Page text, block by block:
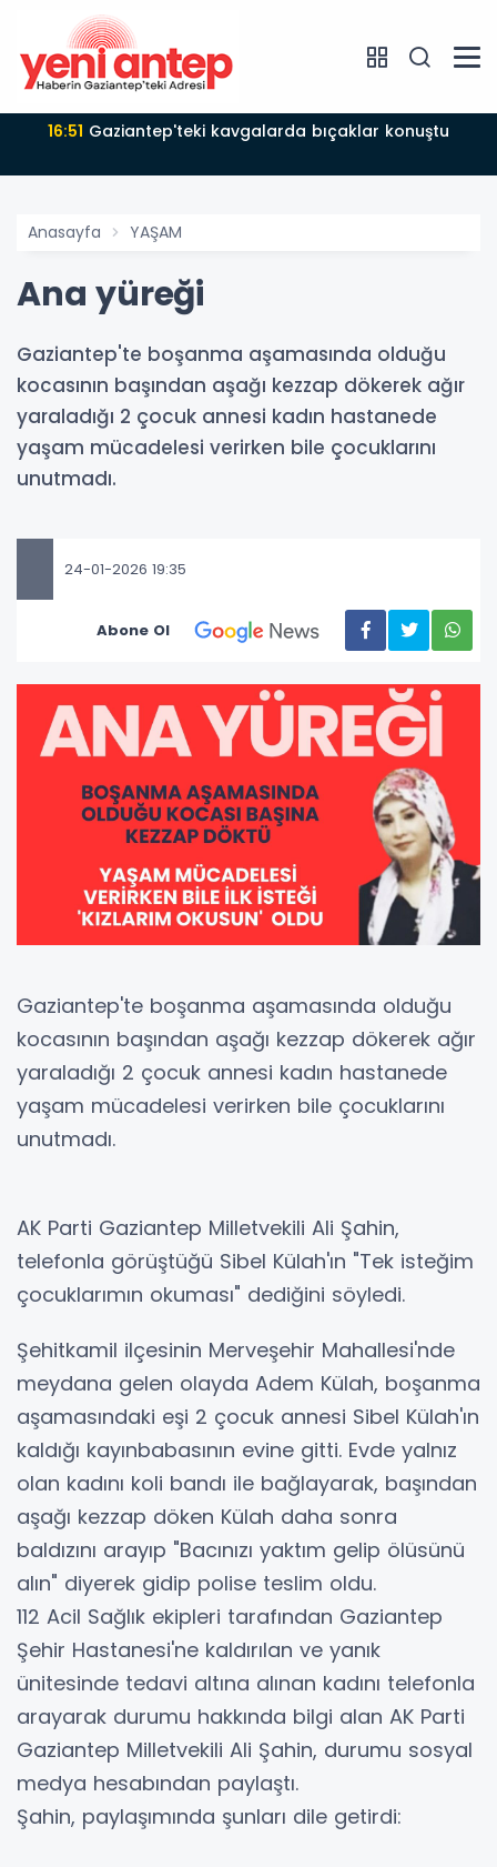
16:51 Gaziantep'teki kavgalarda bıçaklar konuştu
Anasayfa YAŞAM
Ana yüreği
Gaziantep'te boşanma aşamasında olduğu
kocasının başından aşağı kezzap dökerek ağır
yaraladığı 2 çocuk annesi kadın hastanede
yaşam mücadelesi verirken bile çocuklarını
unutmadı.
24-01-2026 19:35
Abone Ol
Gaziantep'te boşanma aşamasında olduğu
kocasının başından aşağı kezzap dökerek ağır
yaraladığı 2 çocuk annesi kadın hastanede
yaşam mücadelesi verirken bile çocuklarını
unutmadı.
AK Parti Gaziantep Milletvekili Ali Şahin,
telefonla görüştüğü Sibel Külah'ın "Tek isteğim
çocuklarımın okuması" dediğini söyledi.
Şehitkamil ilçesinin Merveşehir Mahallesi'nde
meydana gelen olayda Adem Külah, boşanma
aşamasındaki eşi 2 çocuk annesi Sibel Külah'ın
kaldığı kayınbabasının evine gitti. Evde yalnız
olan kadını koli bandı ile bağlayarak, başından
aşağı kezzap döken Külah daha sonra
baldızını arayıp "Bacınızı yaktım gelip ölüsünü
alın" diyerek gidip polise teslim oldu.
112 Acil Sağlık ekipleri tarafından Gaziantep
Şehir Hastanesi'ne kaldırılan ve yanık
ünitesinde tedavi altına alınan kadını telefonla
arayarak durumu hakkında bilgi alan AK Parti
Gaziantep Milletvekili Ali Şahin, durumu sosyal
medya hesabından paylaştı.
Şahin, paylaşımında şunları dile getirdi: